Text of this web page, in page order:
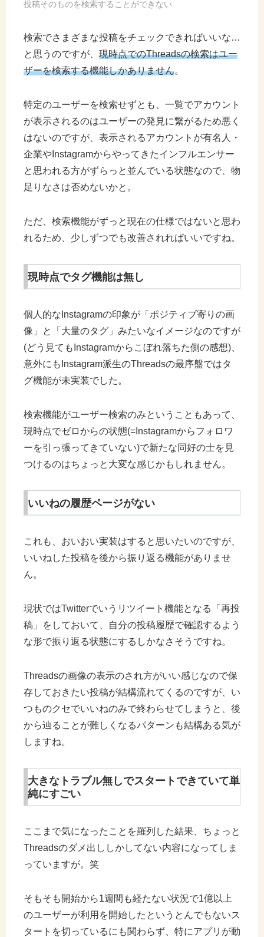
投稿そのものを検索することができない
検索でさまざまな投稿をチェックできればいいな…
と思うのですが、 現時点でのThreadsの検索はユー
ザーを検索する機能しかありません。
特定のユーザーを検索せずとも、一覧でアカウント
が表示されるのはユーザーの発見に繋がるため悪く
はないのですが、表示されるアカウントが有名人・
企業やInstagramからやってきたインフルエンサー
と思われる方がずらっと並んでいる状態なので、物
足りなさは否めないかと。
ただ、検索機能がずっと現在の仕様ではないと思わ
れるため、少しずつでも改善されればいいですね。
現時点でタグ機能は無し
個人的なInstagramの印象が「ポジティブ寄りの画
像」と「大量のタグ」みたいなイメージなのですが
(どう見てもInstagramからこぼれ落ちた側の感想)、
意外にもInstagram派生のThreadsの最序盤ではタ
グ機能が未実装でした。
検索機能がユーザー検索のみということもあって、
現時点でゼロからの状態(=Instagramからフォロワ
ーを引っ張ってきていない)で新たな同好の士を見
つけるのはちょっと大変な感じかもしれません。
いいねの履歴ページがない
これも、おいおい実装はすると思いたいのですが、
いいねした投稿を後から振り返る機能がありませ
ん。
現状ではTwitterでいうリツイート機能となる「再投
稿」をしておいて、自分の投稿履歴で確認するよう
な形で振り返る状態にするしかなさそうですね。
Threadsの画像の表示のされ方がいい感じなので保
存しておきたい投稿が結構流れてくるのですが、い
つものクセでいいねのみで終わらせてしまうと、後
から辿ることが難しくなるパターンも結構ある気が
しますね。
大きなトラブル無しでスタートできていて単
純にすごい
ここまで気になったことを羅列した結果、ちょっと
Threadsのダメ出ししかしてない内容になってしま
っていますが。笑
そもそも開始から1週間も経たない状況で1億以上
のユーザーが利用を開始したというとんでもないス
タートを切っているにも関わらず、特にアプリが動